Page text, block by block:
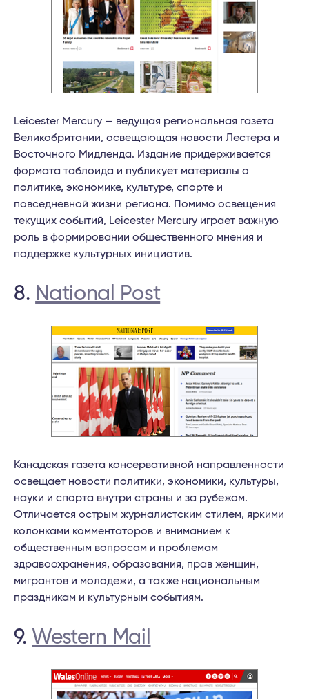
Leicester Mercury — ведущая региональная газета
Великобритании, освещающая новости Лестера и
Восточного Мидленда. Издание придерживается
формата таблоида и публикует материалы о
политике, экономике, культуре, спорте и
повседневной жизни региона. Помимо освещения
текущих событий, Leicester Mercury играет важную
роль в формировании общественного мнения и
поддержке культурных инициатив.
8. National Post
Канадская газета консервативной направленности
освещает новости политики, экономики, культуры,
науки и спорта внутри страны и за рубежом.
Отличается острым журналистским стилем, яркими
колонками комментаторов и вниманием к
общественным вопросам и проблемам
здравоохранения, образования, прав женщин,
мигрантов и молодежи, а также национальным
праздникам и культурным событиям.
9. Western Mail